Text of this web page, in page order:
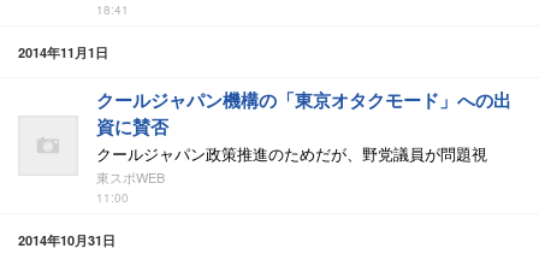
18:41
2014年11月1日
クールジャパン機構の「東京オタクモード」への出
資に賛否
クールジャパン政策推進のためだが、野党議員が問題視
東スポWEB
11:00
2014年10月31日